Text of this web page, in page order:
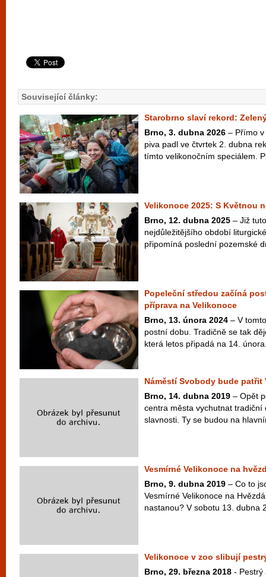
Související články:
Starobrno slaví rekord:
Brno, 3. dubna 2026 – Přímo
piva padl ve čtvrtek 2. dubna
tímto velikonočním speciálem.
Velikonoce 2025: S Květnou
Brno, 12. dubna 2025 – Již
nejdůležitějšího období
připomíná poslední pozemské
Popeleční středou začíná
příprava na Velikonoce
Brno, 13. února 2024 – V
postní dobu. Tradičně se tak
která letos připadá na 14.
Náměstí Svobody bude
Brno, 14. dubna 2019 – Opět
centra města vychutnat tradiční
slavnosti. Ty se budou na
Vesmírné Velikonoce na
Brno, 9. dubna 2019 – Co to
Vesmírné Velikonoce na
nastanou? V sobotu 13. dubna
Velikonoce v zoo slibují
Brno, 29. března 2018 - Pestrý